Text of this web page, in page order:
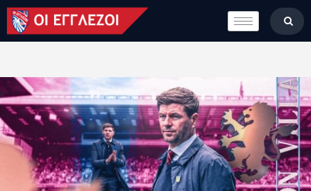
LONDON CALLING
ΚΑΤΗΓΟΡΙΕΣ
ΒΑΘΜΟΛΟΓΙΕΣ
ΟΜΑΔΕΣ
ΠΟΙΟΙ ΕΙΜΑΣΤΕ